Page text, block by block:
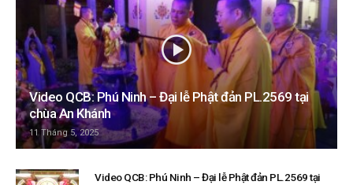
Video QCB: Phú Ninh – Đại lễ Phật đản PL.2569 tại
chùa An Khánh
11 Tháng 5, 2025
Video QCB: Phú Ninh – Đại lễ Phật đản PL.2569 tại